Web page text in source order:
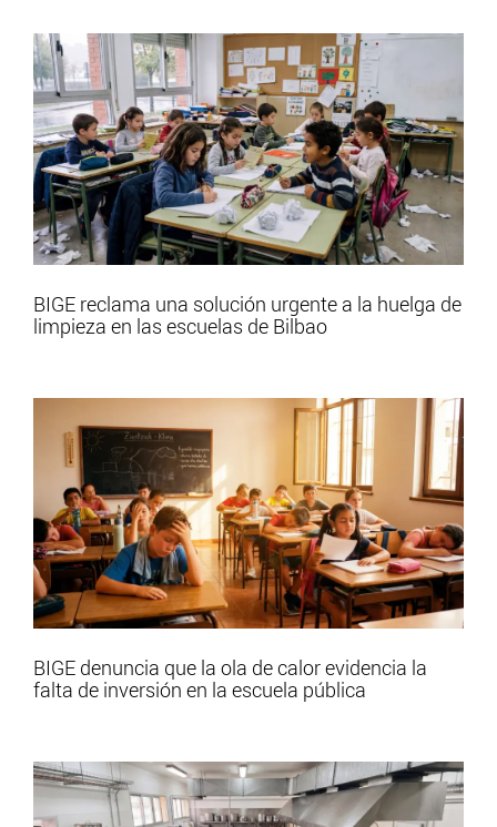
BIGE reclama una solución urgente a la huelga de
limpieza en las escuelas de Bilbao
BIGE denuncia que la ola de calor evidencia la
falta de inversión en la escuela pública